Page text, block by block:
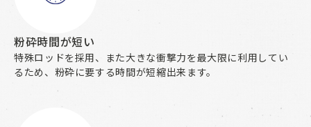
粉砕時間が短い
特殊ロッドを採用、また大きな衝撃力を最大限に利用してい
るため、粉砕に要する時間が短縮出来ます。